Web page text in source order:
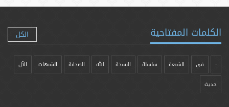
الكلمات المفتاحية الكل
- في الشيعة سلسلة النسخة الله الصحابة الشبهات الآل
حدیث